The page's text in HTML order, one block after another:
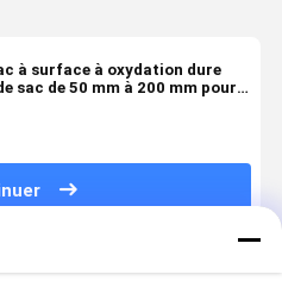
à surface à oxydation dure
sac de 50 mm à 200 mm pour